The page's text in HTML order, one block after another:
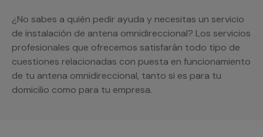
¿No sabes a quién pedir ayuda y necesitas un servicio
de instalación de antena omnidireccional? Los servicios
profesionales que ofrecemos satisfarán todo tipo de
cuestiones relacionadas con puesta en funcionamiento
de tu antena omnidireccional, tanto si es para tu
domicilio como para tu empresa.